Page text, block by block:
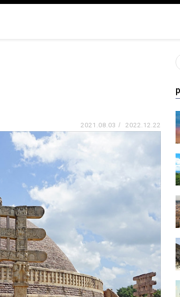
2021.08.03 / 2022.12.22